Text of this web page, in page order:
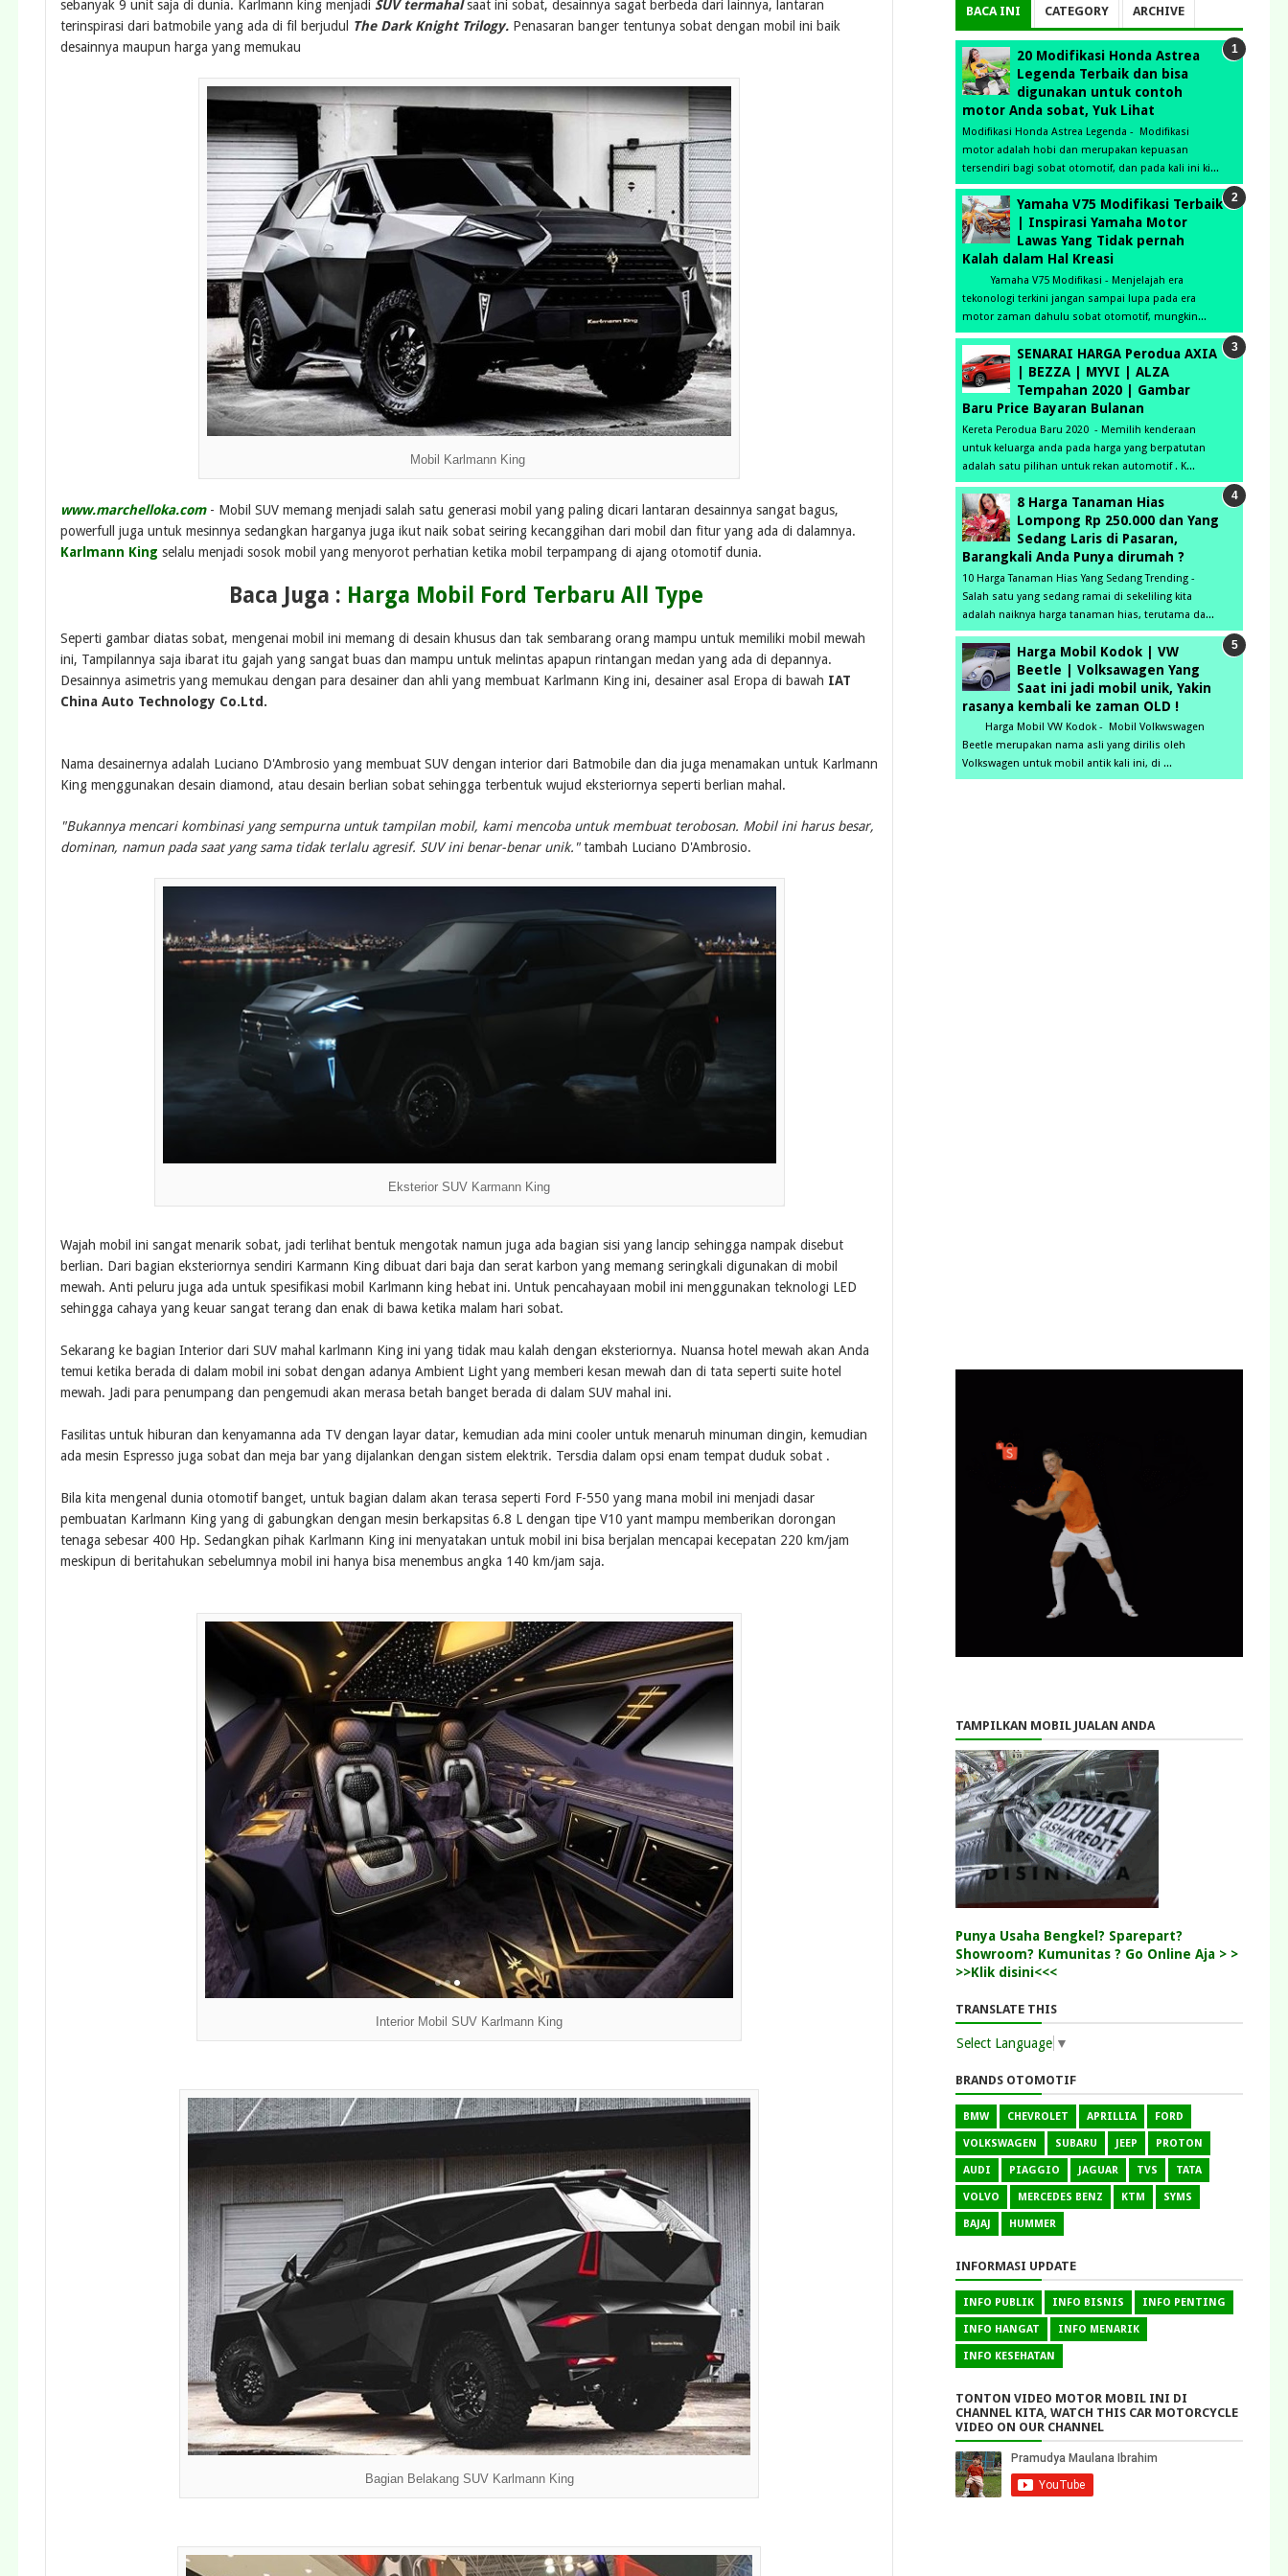
sebanyak 9 unit saja di dunia. Karlmann king menjadi SUV termahalsaat ini sobat, desainnya sagat berbeda dari lainnya, lantaran
terinspirasi dari batmobile yang ada di fil berjudul
The Dark Knight Trilogy. Penasaran banger tentunya sobat dengan mobil ini baik
desainnya maupun harga yang memukau
Mobil Karlmann King
www.marchelloka.com- Mobil SUV memang menjadi salah satu generasi mobil yang paling dicari lantaran desainnya sangat bagus,
powerfull juga untuk mesinnya sedangkan harganya juga ikut naik sobat seiring kecanggihan dari mobil dan fitur yang ada di dalamnya.
Karlmann King selalu menjadi sosok mobil yang menyorot perhatian ketika mobil terpampang di ajang otomotif dunia.
Baca Juga : Harga Mobil Ford Terbaru All Type
Seperti gambar diatas sobat, mengenai mobil ini memang di desain khusus dan tak sembarang orang mampu untuk memiliki mobil mewah
ini, Tampilannya saja ibarat itu gajah yang sangat buas dan mampu untuk melintas apapun rintangan medan yang ada di depannya.
Desainnya asimetris yang memukau dengan para desainer dan ahli yang membuat Karlmann King ini, desainer asal Eropa di bawah IAT
China Auto Technology Co.Ltd.
Nama desainernya adalah Luciano D'Ambrosio yang membuat SUV dengan interior dari Batmobile dan dia juga menamakan untuk Karlmann
King menggunakan desain diamond, atau desain berlian sobat sehingga terbentuk wujud eksteriornya seperti berlian mahal.
"Bukannya mencari kombinasi yang sempurna untuk tampilan mobil, kami mencoba untuk membuat terobosan. Mobil ini harus besar,
dominan, namun pada saat yang sama tidak terlalu agresif. SUV ini benar-benar unik."tambah Luciano D'Ambrosio.
Eksterior SUV Karmann King
Wajah mobil ini sangat menarik sobat, jadi terlihat bentuk mengotak namun juga ada bagian sisi yang lancip sehingga nampak disebut
berlian. Dari bagian eksteriornya sendiri Karmann King dibuat dari baja dan serat karbon yang memang seringkali digunakan di mobil
mewah. Anti peluru juga ada untuk spesifikasi mobil Karlmann king hebat ini. Untuk pencahayaan mobil ini menggunakan teknologi LED
sehingga cahaya yang keuar sangat terang dan enak di bawa ketika malam hari sobat.
Sekarang ke bagian Interior dari SUV mahal karlmann King ini yang tidak mau kalah dengan eksteriornya. Nuansa hotel mewah akan Anda
temui ketika berada di dalam mobil ini sobat dengan adanya Ambient Light yang memberi kesan mewah dan di tata seperti suite hotel
mewah. Jadi para penumpang dan pengemudi akan merasa betah banget berada di dalam SUV mahal ini.
Fasilitas untuk hiburan dan kenyamanna ada TV dengan layar datar, kemudian ada mini cooler untuk menaruh minuman dingin, kemudian
ada mesin Espresso juga sobat dan meja bar yang dijalankan dengan sistem elektrik. Tersdia dalam opsi enam tempat duduk sobat .
Bila kita mengenal dunia otomotif banget, untuk bagian dalam akan terasa seperti Ford F-550 yang mana mobil ini menjadi dasar
pembuatan Karlmann King yang di gabungkan dengan mesin berkapsitas 6.8 L dengan tipe V10 yant mampu memberikan dorongan
tenaga sebesar 400 Hp. Sedangkan pihak Karlmann King ini menyatakan untuk mobil ini bisa berjalan mencapai kecepatan 220 km/jam
meskipun di beritahukan sebelumnya mobil ini hanya bisa menembus angka 140 km/jam saja.
Interior Mobil SUV Karlmann King
Bagian Belakang SUV Karlmann King
BACA INI CATEGORY ARCHIVE
20 Modifikasi Honda Astrea
Legenda Terbaik dan bisa
digunakan untuk contoh
motor Anda sobat, Yuk Lihat
Modifikasi Honda Astrea Legenda - Modifikasi
motor adalah hobi dan merupakan kepuasan
tersendiri bagi sobat otomotif, dan pada kali ini ki...
Yamaha V75 Modifikasi Terbaik
| Inspirasi Yamaha Motor
Lawas Yang Tidak pernah
Kalah dalam Hal Kreasi
Yamaha V75 Modifikasi - Menjelajah era
tekonologi terkini jangan sampai lupa pada era
motor zaman dahulu sobat otomotif, mungkin...
SENARAI HARGA Perodua AXIA
| BEZZA | MYVI | ALZA
Tempahan 2020 | Gambar
Baru Price Bayaran Bulanan
Kereta Perodua Baru 2020 - Memilih kenderaan
untuk keluarga anda pada harga yang berpatutan
adalah satu pilihan untuk rekan automotif . K...
8 Harga Tanaman Hias
Lompong Rp 250.000 dan Yang
Sedang Laris di Pasaran,
Barangkali Anda Punya dirumah ?
10 Harga Tanaman Hias Yang Sedang Trending -
Salah satu yang sedang ramai di sekeliling kita
adalah naiknya harga tanaman hias, terutama da...
Harga Mobil Kodok | VW
Beetle | Volksawagen Yang
Saat ini jadi mobil unik, Yakin
rasanya kembali ke zaman OLD !
Harga Mobil VW Kodok - Mobil Volkwswagen
Beetle merupakan nama asli yang dirilis oleh
Volkswagen untuk mobil antik kali ini, di ...
TAMPILKAN MOBIL JUALAN ANDA
Punya Usaha Bengkel? Sparepart?
Showroom? Kumunitas ? Go Online Aja > >
>>Klik disini<<<
TRANSLATE THIS
Select Language ▼
BRANDS OTOMOTIF
BMW CHEVROLET APRILLIA FORD
VOLKSWAGEN SUBARU JEEP PROTON
AUDI PIAGGIO JAGUAR TVS TATA
VOLVO MERCEDES BENZ KTM SYMS
BAJAJ HUMMER
INFORMASI UPDATE
INFO PUBLIK INFO BISNIS INFO PENTING
INFO HANGAT INFO MENARIK
INFO KESEHATAN
TONTON VIDEO MOTOR MOBIL INI DI
CHANNEL KITA, WATCH THIS CAR MOTORCYCLE
VIDEO ON OUR CHANNEL